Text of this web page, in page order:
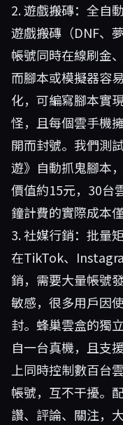
2. 遊戲搬磚：全自
遊戲搬磚（DNF、
帳號同時在線刷金
而腳本或模擬器容
化，可編寫腳本實
怪，且每個雲手機
開而封號。我們測
遊》自動抓鬼腳本
價值約15元，30台
鐘計費的實際成本
3. 社媒行銷：批量
在TikTok、
銷，需要大量帳號
敏感，很多用戶因
封。蜂巢雲盒的獨
自一台真機，且支
上同時控制數百台
帳號，互不干擾。
讚、評論、關注，